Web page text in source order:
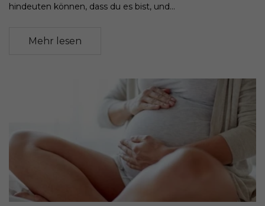
hindeuten können, dass du es bist, und...
Mehr lesen